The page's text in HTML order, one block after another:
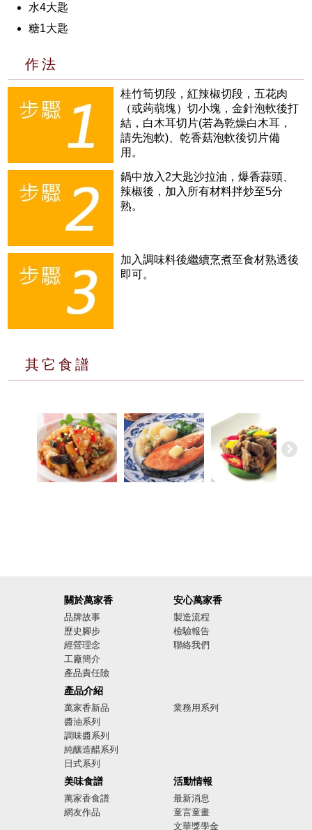
水4大匙
糖1大匙
作法
桂竹筍切段，紅辣椒切段，五花肉
（或蒟蒻塊）切小塊，金針泡軟後打
結，白木耳切片(若為乾燥白木耳，
請先泡軟)、乾香菇泡軟後切片備
用。
鍋中放入2大匙沙拉油，爆香蒜頭、
辣椒後，加入所有材料拌炒至5分
熟。
加入調味料後繼續烹煮至食材熟透後
即可。
其它食譜
關於萬家香
品牌故事
歷史腳步
經營理念
工廠簡介
產品責任險
廣告影音
產品介紹
萬家香新品
醬油系列
調味醬系列
純釀造醋系列
日式系列
業務用系列
美味食譜
萬家香食譜
網友作品
安心萬家香
製造流程
檢驗報告
聯絡我們
活動情報
最新消息
童言童畫
文華獎學金